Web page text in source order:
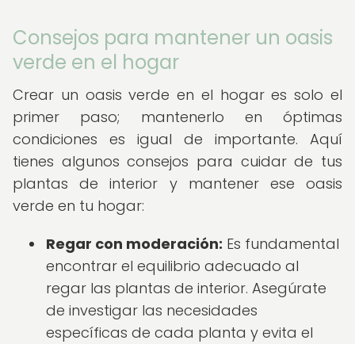
Consejos para mantener un oasis
verde en el hogar
Crear un oasis verde en el hogar es solo el
primer paso; mantenerlo en óptimas
condiciones es igual de importante. Aquí
tienes algunos consejos para cuidar de tus
plantas de interior y mantener ese oasis
verde en tu hogar:
Regar con moderación: Es fundamental
encontrar el equilibrio adecuado al
regar las plantas de interior. Asegúrate
de investigar las necesidades
específicas de cada planta y evita el